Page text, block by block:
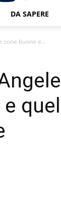
DA SAPERE
zone buone e...